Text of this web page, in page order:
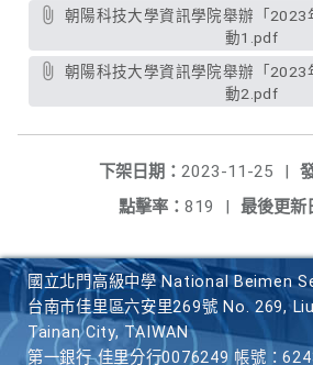
動1.pdf
動2.pdf
下架日期： 2023-11-25
|
最後更新
點擊率： 819 |
國立北門高級中學 National Beimen
台南市佳里區六安里269號 No. 269,
Tainan City, TAIWAN
第一銀行 佳里分行0076249 帳號：